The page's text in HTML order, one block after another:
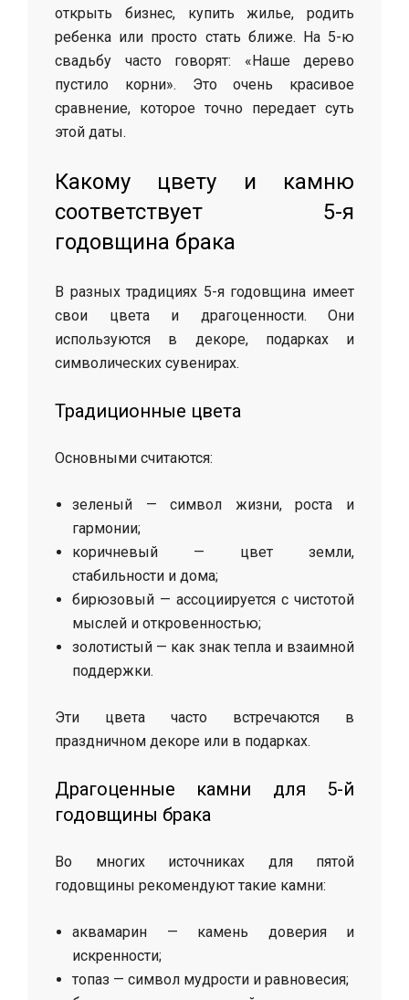
открыть бизнес, купить жилье, родить
ребенка или просто стать ближе. На 5-ю
свадьбу часто говорят: «Наше дерево
пустило корни». Это очень красивое
сравнение, которое точно передает суть
этой даты.
Какому цвету и камню
соответствует 5-я
годовщина брака
В разных традициях 5-я годовщина имеет
свои цвета и драгоценности. Они
используются в декоре, подарках и
символических сувенирах.
Традиционные цвета
Основными считаются:
зеленый — символ жизни, роста и
гармонии;
коричневый — цвет земли,
стабильности и дома;
бирюзовый — ассоциируется с чистотой
мыслей и откровенностью;
золотистый — как знак тепла и взаимной
поддержки.
Эти цвета часто встречаются в
праздничном декоре или в подарках.
Драгоценные камни для 5-й
годовщины брака
Во многих источниках для пятой
годовщины рекомендуют такие камни:
аквамарин — камень доверия и
искренности;
топаз — символ мудрости и равновесия;